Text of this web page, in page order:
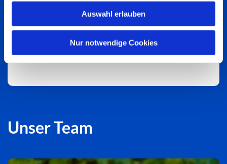
Auswahl erlauben
Nur notwendige Cookies
Unser Team